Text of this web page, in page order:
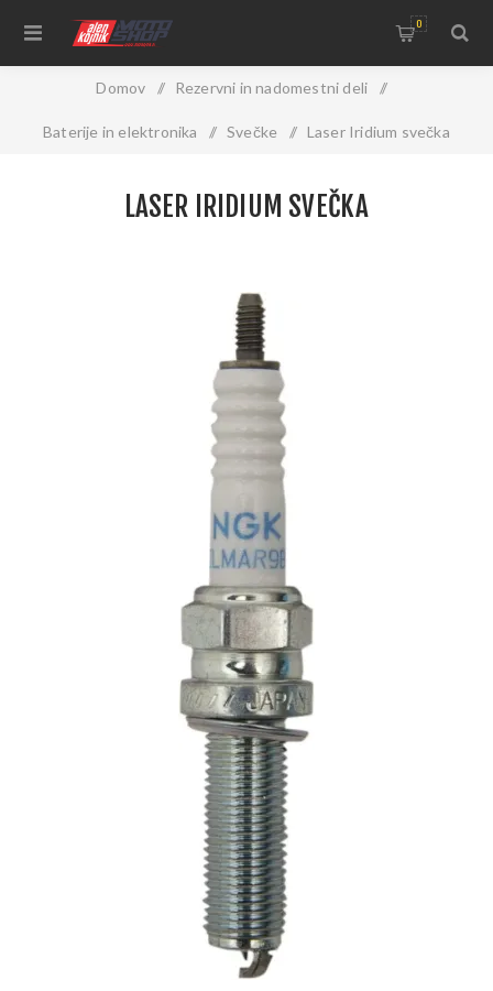
0
Domov / Rezervni in nadomestni deli /
Baterije in elektronika / Svečke / Laser Iridium svečka
LASER IRIDIUM SVEČKA